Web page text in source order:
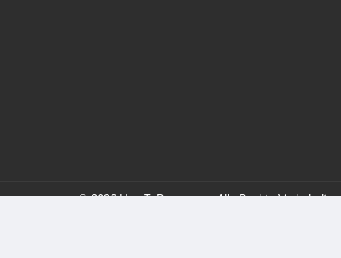
© 2026 HowToPronounce. Alle Rechte Vorbehalten